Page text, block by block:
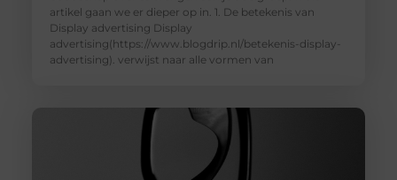
artikel gaan we er dieper op in. 1. De betekenis van
Display advertising Display
advertising(https://www.blogdrip.nl/betekenis-display-
advertising). verwijst naar alle vormen van